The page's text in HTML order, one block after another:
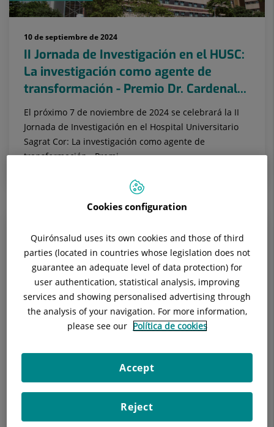
10 de septiembre de 2024
II Jornada de Investigación en el HUSC:
La investigación como agente de
transformación - Premio Dr. Cardenal...
El próximo 7 de noviembre de 2024 se celebrará la II
Jornada de Investigación en el Hospital Universitario
Sagrat Cor: La investigación como agente de
transformación - Premi...
El Dr. Javier García, reumatólogo del
Hospital Universitari Sagrat Cor, entre
'Los mejores médicos de...
Este año, de nuevo, el diario digital El Confidencial ha
Cookies configuration
Quirónsalud uses its own cookies and those of third
parties (located in countries whose legislation does not
guarantee an adequate level of data protection) for
user authentication, statistical analysis, improving
services and showing personalised advertising through
the analysis of your navigation. For more information,
please see our Política de cookies
Reject
Accept